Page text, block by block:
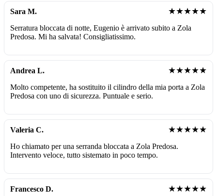
Sara M. ★★★★★
Serratura bloccata di notte, Eugenio è arrivato subito a Zola
Predosa. Mi ha salvata! Consigliatissimo.
Andrea L. ★★★★★
Molto competente, ha sostituito il cilindro della mia porta a Zola
Predosa con uno di sicurezza. Puntuale e serio.
Valeria C. ★★★★★
Ho chiamato per una serranda bloccata a Zola Predosa.
Intervento veloce, tutto sistemato in poco tempo.
Francesco D. ★★★★★